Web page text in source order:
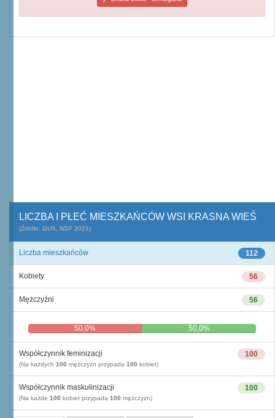
LICZBA I PŁEĆ MIESZKAŃCÓW WSI KRASNA WIEŚ
(Źródło: GUS, NSP 2021)
112
Liczba mieszkańców
56
Kobiety
56
Mężczyźni
50,0% 50,0%
100
Współczynnik feminizacji
(Na każdych 100 mężczyzn przypada 100 kobiet)
100
Współczynnik maskulinizacji
(Na każde 100 kobiet przypada 100 mężczyzn)